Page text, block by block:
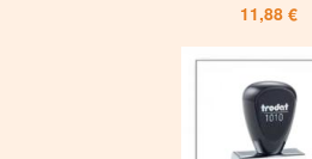
11,88 €